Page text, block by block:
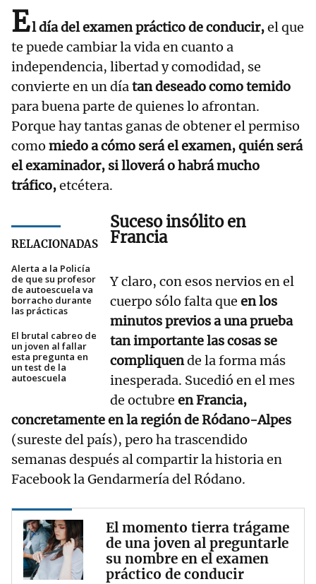
El día del examen práctico de conducir,el que
te puede cambiar la vida en cuanto a
independencia, libertad y comodidad, se
convierte en un díatan deseado como temido
para buena parte de quienes lo afrontan.
Porque hay tantas ganas de obtener el permiso
como miedo a cómo será el examen, quién será
el examinador, si lloverá o habrá mucho
tráfico,etcétera.
RELACIONADAS
Alerta a la Policía
de que su profesor
de autoescuela va
borracho durante
las prácticas
El brutal cabreo de
un joven al fallar
esta pregunta en
un test de la
autoescuela
Suceso insólito en
Francia
Y claro, con esos nervios en el
cuerpo sólo falta que en los
minutos previos a una prueba
tan importante las cosas se
compliquende la forma más
inesperada. Sucedió en el mes
de octubre en Francia,
concretamente en la región de Ródano-Alpes
(sureste del país), pero ha trascendido
semanas después al compartir la historia en
Facebook la Gendarmería del Ródano.
El momento tierra trágame
de una joven al preguntarle
su nombre en el examen
práctico de conducir